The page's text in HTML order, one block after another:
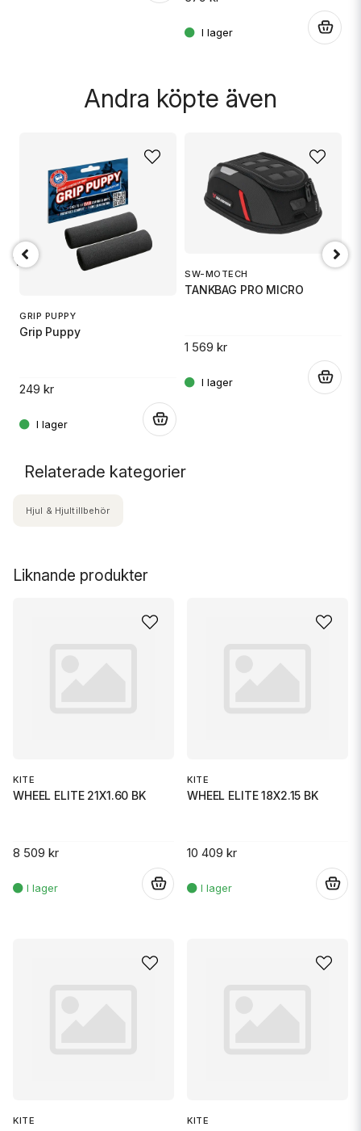
Andra köpte även
TR6
GRIP PUPPY
Grip Puppy
249 kr
SW-MOTECH
TANKBAG PRO MICRO
1 569 kr
Liknande produkter
KITE
WHEEL ELITE 21X1.60 BK
8 509 kr
KITE
WHEEL ELITE 18X2.15 BK
10 409 kr
KITE KITE
Relaterade kategorier
Hjul & Hjultillbehör